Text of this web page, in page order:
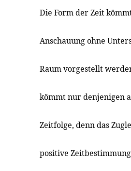
Die Form der Zeit
Anschauung ohne
Raum vorgestellt
kömmt nur denjenigen
Zeitfolge, denn das
positive